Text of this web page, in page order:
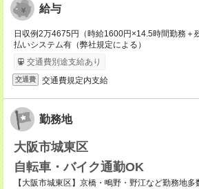
給与
日収例2万4675円（時給1600円×14.5時間勤務＋
払いシステム有（弊社規定による）
交通費別途支給あり
交通費 交通費規定内支給
勤務地
大阪市城東区
自転車・バイク通勤OK
【大阪市城東区】京橋・鴫野・野江など勤務地多